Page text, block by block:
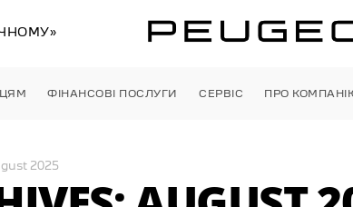
ФІНАНСОВІ ПОСЛУГИ СЕРВІС ПРО
2025